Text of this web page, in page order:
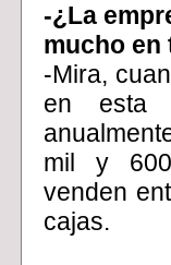
-¿La
mucho en
-Mira,
en esta
mil y
venden
cajas.